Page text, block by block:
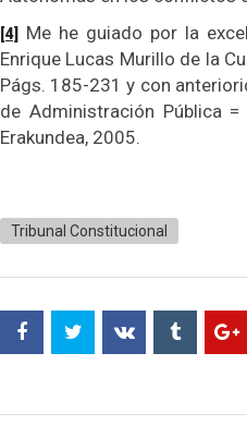
[4]
Me he guiado por la
Enrique Lucas Murillo de la
Págs. 185-231 y con
de Administración Pública =
Erakundea, 2005.
Tribunal Constitucional